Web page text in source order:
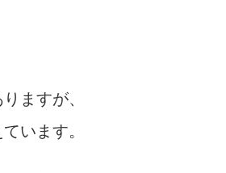
ますが、
います。